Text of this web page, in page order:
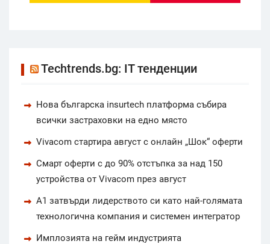
Techtrends.bg: IT тенденции
Нова българска insurtech платформа събира
всички застраховки на едно място
Vivacom стартира август с онлайн „Шок“ оферти
Смарт оферти с до 90% отстъпка за над 150
устройства от Vivacom през август
А1 затвърди лидерството си като най-голямата
технологична компания и системен интегратор
Имплозията на гейм индустрията